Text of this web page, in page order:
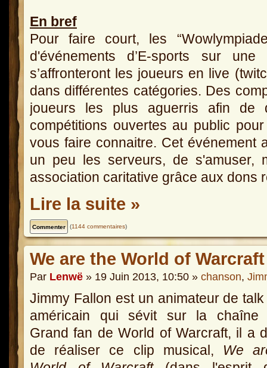
En bref
Pour faire court, les
d'événements d’E-sports sur
s’affronteront les joueurs en live
dans différentes catégories. Des
joueurs les plus aguerris afin de
compétitions ouvertes au public
vous faire connaitre. Cet événement
un peu les serveurs, de s'amuser,
association caritative grâce aux dons
Lire la suite »
(1144 commentaires)
We are the World of Warcraft
Par Lenwë » 19 Juin 2013, 10:50 » chanson,
Jimmy Fallon est un animateur de
américain qui sévit sur la chaîne
Grand fan de World of Warcraft, il a
de réaliser ce clip musical, We